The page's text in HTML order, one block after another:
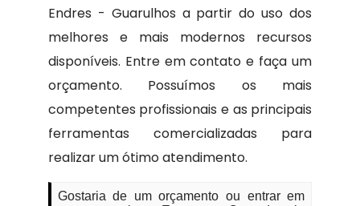
Endres - Guarulhos a partir do uso dos
melhores e mais modernos recursos
disponíveis. Entre em contato e faça um
orçamento. Possuímos os mais
competentes profissionais e as principais
ferramentas comercializadas para
realizar um ótimo atendimento.
Gostaria de um orçamento ou entrar em